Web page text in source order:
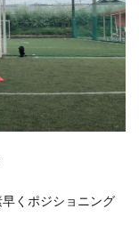
くポジショニング